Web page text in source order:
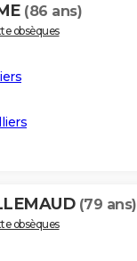
(86 ans)
obsèques
(79 ans)
obsèques